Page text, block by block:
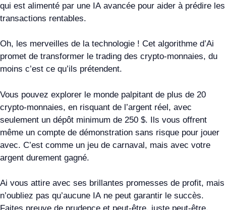
qui est alimenté par une IA avancée pour aider à prédire les
transactions rentables.
Oh, les merveilles de la technologie ! Cet algorithme d’Ai
promet de transformer le trading des crypto-monnaies, du
moins c’est ce qu’ils prétendent.
Vous pouvez explorer le monde palpitant de plus de 20
crypto-monnaies, en risquant de l’argent réel, avec
seulement un dépôt minimum de 250 $. Ils vous offrent
même un compte de démonstration sans risque pour jouer
avec. C’est comme un jeu de carnaval, mais avec votre
argent durement gagné.
Ai vous attire avec ses brillantes promesses de profit, mais
n’oubliez pas qu’aucune IA ne peut garantir le succès.